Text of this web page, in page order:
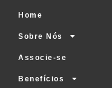
Home
Sobre Nós
Associe-se
Benefícios